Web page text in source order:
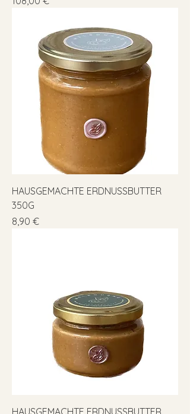
HAUSGEMACHTE ERDNUSSBUTTER
350G
Preis
8,90 €
HAUSGEMACHTE ERDNUSSBUTTER